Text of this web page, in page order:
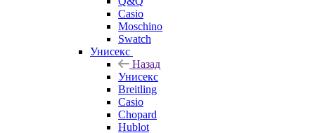
Casio
Moschino
Swatch
Унисекс
Назад
Унисекс
Breitling
Casio
Chopard
Hublot